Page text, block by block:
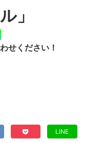
」
せください！
LINE